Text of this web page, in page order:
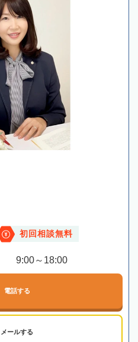
初回相談無料
9:00～18:00
電話する
メールする